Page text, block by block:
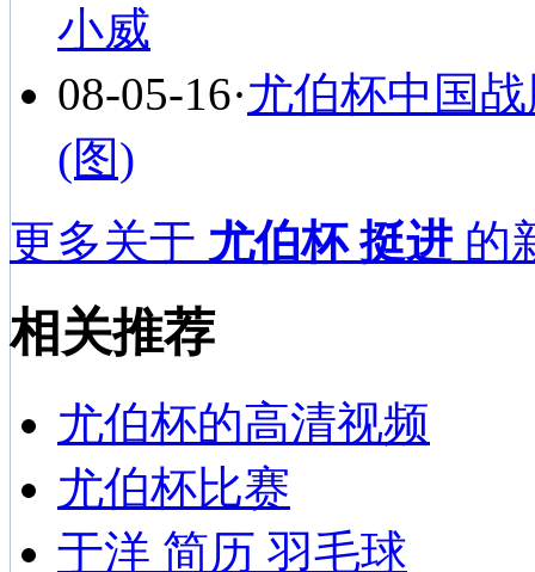
小威
08-05-16·尤伯杯中国
(图)
更多关于 尤伯杯 挺进的
相关推荐
尤伯杯的高清视频
尤伯杯比赛
于洋 简历 羽毛球